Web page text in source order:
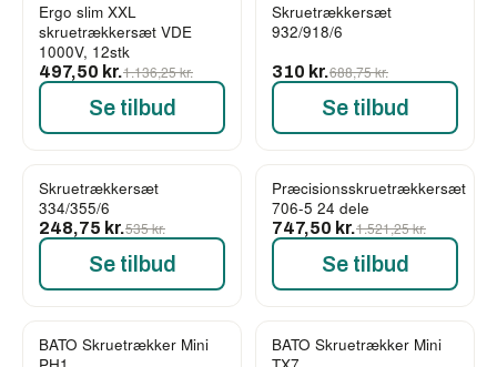
-56%
Ergo slim XXL
skruetrækkersæt VDE
1000V, 12stk
497,50 kr.1.136,25 kr.
Se tilbud
-55%
Skruetrækkersæt
932/918/6
310 kr.688,75 kr.
Se tilbud
-54%
Skruetrækkersæt
334/355/6
248,75 kr.535 kr.
Se tilbud
-51%
Præcisionsskruetrækkersæt
706-5 24 dele
747,50 kr.1.521,25 kr.
Se tilbud
-47%
BATO Skruetrækker Mini
-47%
BATO Skruetrækker Mini